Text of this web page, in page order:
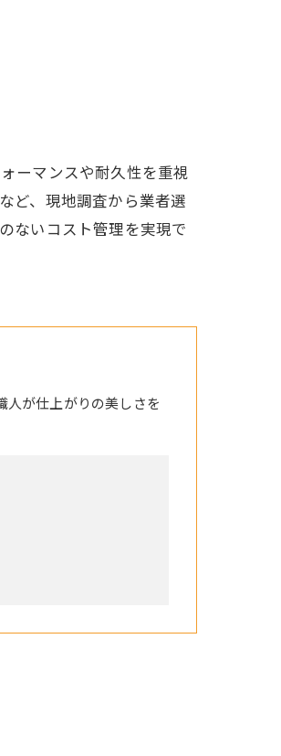
ーマンスや耐久性を重視
ど、現地調査から業者選
ないコスト管理を実現で
人が仕上がりの美しさを